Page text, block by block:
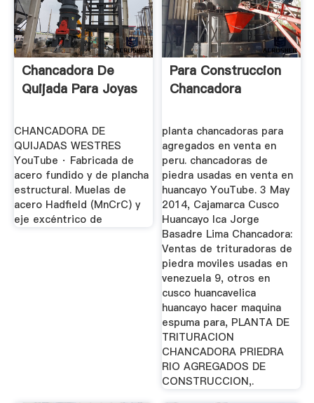
Chancadora De
Quijada Para Joyas
CHANCADORA DE
QUIJADAS WESTRES
YouTube · Fabricada de
acero fundido y de plancha
estructural. Muelas de
acero Hadfield (MnCrC) y
eje excéntrico de
Para Construccion
Chancadora
planta chancadoras para
agregados en venta en
peru. chancadoras de
piedra usadas en venta en
huancayo YouTube. 3 May
2014, Cajamarca Cusco
Huancayo Ica Jorge
Basadre Lima Chancadora:
Ventas de trituradoras de
piedra moviles usadas en
venezuela 9, otros en
cusco huancavelica
huancayo hacer maquina
espuma para, PLANTA DE
TRITURACION
CHANCADORA PRIEDRA
RIO AGREGADOS DE
CONSTRUCCION,.